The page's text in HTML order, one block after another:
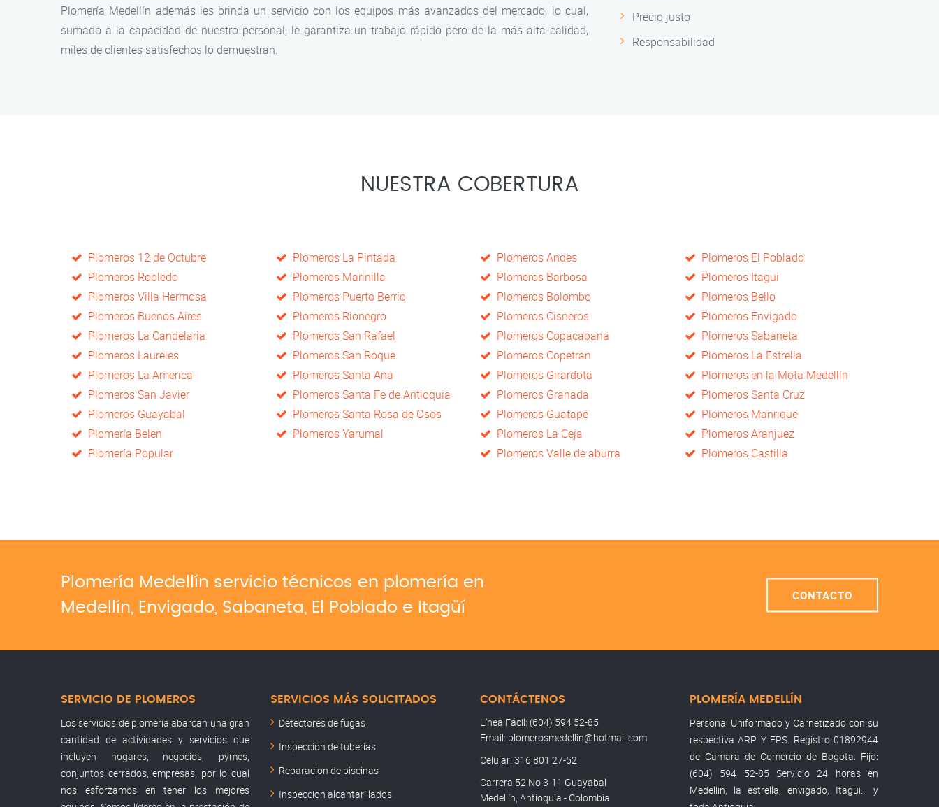
Plomería Medellín además les brinda un servicio con los equipos más avanzados del mercado, lo cual,
sumado a la capacidad de nuestro personal, le garantiza un trabajo rápido pero de la más alta calidad,
miles de clientes satisfechos lo demuestran.
Precio justo
Responsabilidad
NUESTRA COBERTURA
Plomeros El Poblado
Plomeros Itagui
Plomeros Bello
Plomeros Envigado
Plomeros Sabaneta
Plomeros La Estrella
Plomeros en la Mota Medellín
Plomeros Santa Cruz
Plomeros Manrique
Plomeros Aranjuez
Plomeros Castilla
Plomeros 12 de Octubre
Plomeros Robledo
Plomeros Villa Hermosa
Plomeros Buenos Aires
Plomeros La Candelaria
Plomeros Laureles
Plomeros La America
Plomeros San Javier
Plomeros Guayabal
Plomería Belen
Plomería Popular
Plomeros Andes
Plomeros Barbosa
Plomeros Bolombo
Plomeros Cisneros
Plomeros Copacabana
Plomeros Copetran
Plomeros Girardota
Plomeros Granada
Plomeros Guatapé
Plomeros La Ceja
Plomeros Valle de aburra
Plomeros La Pintada
Plomeros Marinilla
Plomeros Puerto Berrio
Plomeros Rionegro
Plomeros San Rafael
Plomeros San Roque
Plomeros Santa Ana
Plomeros Santa Fe de Antioquia
Plomeros Santa Rosa de Osos
Plomeros Yarumal
Plomería Medellín servicio técnicos en plomería en
Medellín, Envigado, Sabaneta, El Poblado e Itagüí
CONTACTO
SERVICIO DE PLOMEROS
Los servicios de plomeria abarcan una gran
cantidad de actividades y servicios que
incluyen hogares, negocios, pymes,
conjuntos cerrados, empresas, por lo cual
nos esforzamos en tener los mejores
SERVICIOS MÁS SOLICITADOS
Detectores de fugas
Inspeccion de tuberias
Reparacion de piscinas
Inspeccion alcantarillados
CONTÁCTENOS
Línea Fácil: (604) 594 52-85
Email: plomerosmedellin@hotmail.com
Celular: 316 801 27-52
Carrera 52 No 3-11 Guayabal
Medellín, Antioquia - Colombia
PLOMERÍA MEDELLÍN
Personal Uniformado y Carnetizado con su
respectiva ARP Y EPS. Registro 01892944
de Camara de Comercio de Bogota. Fijo:
(604) 594 52-85 Servicio 24 horas en
Medellin, la estrella, envigado, Itagui... y